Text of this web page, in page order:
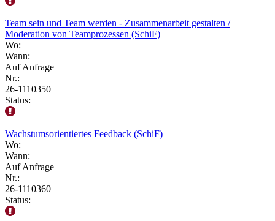
Team sein und Team werden - Zusammenarbeit gestalten /
Moderation von Teamprozessen (SchiF)
Wo:
Wann:
Auf Anfrage
Nr.:
26-1110350
Status:
Wachstumsorientiertes Feedback (SchiF)
Wo:
Wann:
Auf Anfrage
Nr.:
26-1110360
Status: